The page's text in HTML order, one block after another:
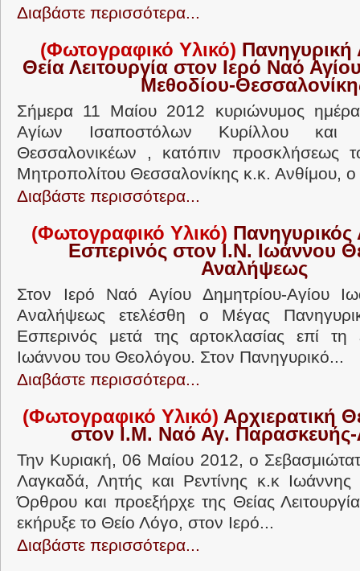
Διαβάστε περισσότερα...
(Φωτογραφικό Υλικό) Πανηγυρική
Θεία Λειτουργία στον Ιερό Ναό
Μεθοδίου-
Σήμερα 11 Μαίου 2012 κυριώνυμος
Αγίων Ισαποστόλων Κυρίλλου και
Θεσσαλονικέων , κατόπιν προσκλήσεως
Μητροπολίτου Θεσσαλονίκης κ.κ. Ανθίμου,
Διαβάστε περισσότερα...
(Φωτογραφικό Υλικό) Πανηγυρικός
Εσπερινός στον Ι.Ν. Ιωάννου
Αναλήψεως
Στον Ιερό Ναό Αγίου Δημητρίου-Αγίου
Αναλήψεως ετελέσθη ο Μέγας
Εσπερινός μετά της αρτοκλασίας επί τη
Ιωάννου του Θεολόγου. Στον Πανηγυρικό...
Διαβάστε περισσότερα...
(Φωτογραφικό Υλικό) Αρχιερατική
στον Ι.Μ. Ναό Αγ.
Την Κυριακή, 06 Μαίου 2012, ο
Λαγκαδά, Λητής και Ρεντίνης κ.κ Ιωάννης
Όρθρου και προεξήρχε της Θείας
εκήρυξε το Θείο Λόγο, στον Ιερό...
Διαβάστε περισσότερα...